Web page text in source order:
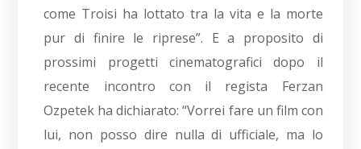
come Troisi ha lottato tra la vita e la morte
pur di finire le riprese”. E a proposito di
prossimi progetti cinematografici dopo il
recente incontro con il regista Ferzan
Ozpetek ha dichiarato: “Vorrei fare un film con
lui, non posso dire nulla di ufficiale, ma lo